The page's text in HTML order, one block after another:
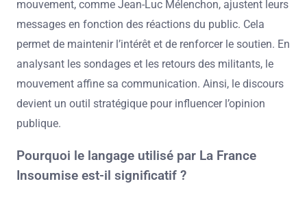
mouvement, comme Jean-Luc Mélenchon, ajustent leurs
messages en fonction des réactions du public. Cela
permet de maintenir l’intérêt et de renforcer le soutien. En
analysant les sondages et les retours des militants, le
mouvement affine sa communication. Ainsi, le discours
devient un outil stratégique pour influencer l’opinion
publique.
Pourquoi le langage utilisé par La France
Insoumise est-il significatif ?